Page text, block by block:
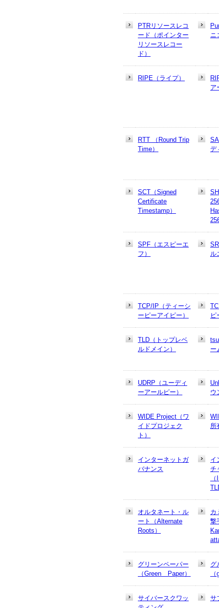
PTRリソースレコ
ード（ポインター
リソースレコー
ド）
ニ
RIPE（ライプ）
ア
RTT （Round Trip
Time）
デ
SCT（Signed
Certificate
Timestamp）
SPF（エスピーエ
フ）
ル
TCP/IP（ティーシ
ーピーアイピー）
ピ
TLD（トップレベ
ルドメイン）
ー
UDRP（ユーディ
ーアールピー）
ウ
WIDE Project（ワ
イドプロジェク
ト）
所
インターネットガ
バナンス
イ
チ
オルタネート・ル
ート（Alternate
Roots）
カ
撃
グリーンペーパー
（Green Paper）
グ
サイバースクワッ
サ